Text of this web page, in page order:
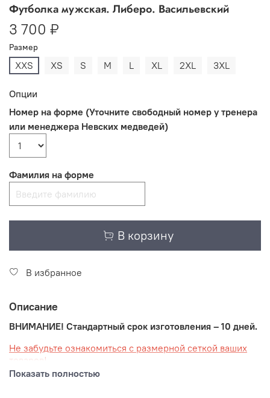
Футболка мужская. Либеро. Васильевский
3 700 ₽
Размер
XXS XS S M L XL 2XL 3XL
Опции
Номер на форме (Уточните свободный номер у тренера
или менеджера Невских медведей)
Фамилия на форме
В корзину
В избранное
Описание
ВНИМАНИЕ! Стандартный срок изготовления – 10 дней.
Не забудьте ознакомиться с размерной сеткой ваших
товаров!
Показать полностью